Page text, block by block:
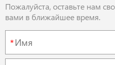
Пожалуйста, оставьте нам
вами в ближайшее время.
*